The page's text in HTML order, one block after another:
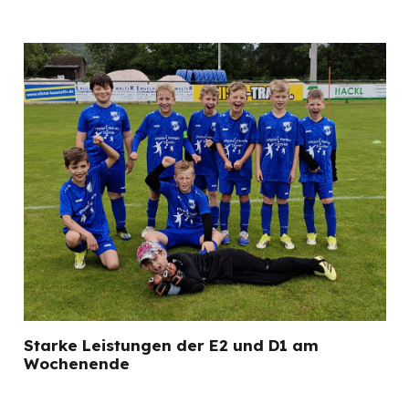
Starke Leistungen der E2 und D1 am
Wochenende